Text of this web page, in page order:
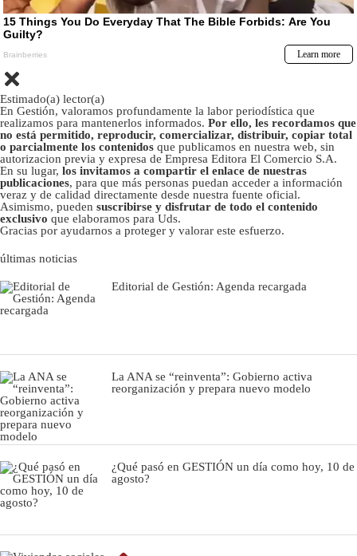
Estimado(a) lector(a)
En Gestión, valoramos profundamente la labor periodística que
realizamos para mantenerlos informados. Por ello, les recordamos que
no está permitido, reproducir, comercializar, distribuir, copiar total
o parcialmente los contenidos que publicamos en nuestra web, sin
autorizacion previa y expresa de Empresa Editora El Comercio S.A.
En su lugar, los invitamos a compartir el enlace de nuestras
publicaciones, para que más personas puedan acceder a información
veraz y de calidad directamente desde nuestra fuente oficial.
Asimismo, pueden suscribirse y disfrutar de todo el contenido
exclusivo que elaboramos para Uds.
Gracias por ayudarnos a proteger y valorar este esfuerzo.
últimas noticias
Editorial de Gestión: Agenda recargada
La ANA se “reinventa”: Gobierno activa
reorganización y prepara nuevo modelo
¿Qué pasó en GESTIÓN un día como hoy, 10 de
agosto?